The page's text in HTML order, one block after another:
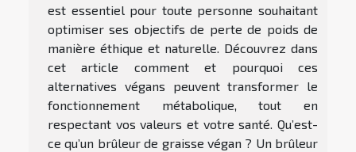
est essentiel pour toute personne souhaitant
optimiser ses objectifs de perte de poids de
manière éthique et naturelle. Découvrez dans
cet article comment et pourquoi ces
alternatives végans peuvent transformer le
fonctionnement métabolique, tout en
respectant vos valeurs et votre santé. Qu’est-
ce qu’un brûleur de graisse végan ? Un brûleur